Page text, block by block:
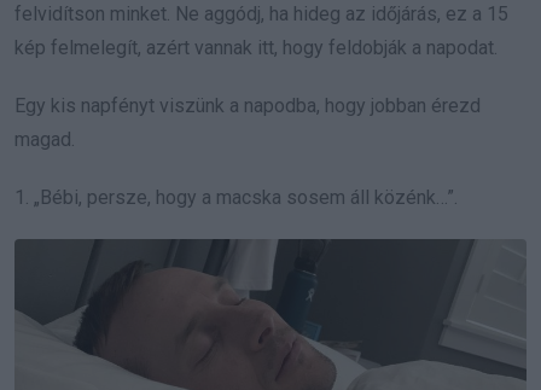
felvidítson minket. Ne aggódj, ha hideg az időjárás, ez a 15
kép felmelegít, azért vannak itt, hogy feldobják a napodat.
Egy kis napfényt viszünk a napodba, hogy jobban érezd
magad.
1. „Bébi, persze, hogy a macska sosem áll közénk…”.